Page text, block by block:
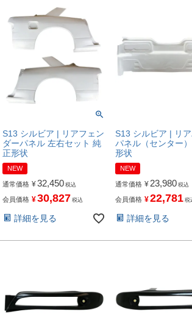
S13 シルビア | リアフェン
ダーパネル 左右セット 純
正形状
NEW
通常価格 ¥32,450 税込
会員価格 ¥30,827 税込
詳細を見る
S13 シルビア | リ
パネル（センター
形状
NEW
通常価格 ¥ 23,980 税込
会員価格 ¥22,781 税
詳細を見る